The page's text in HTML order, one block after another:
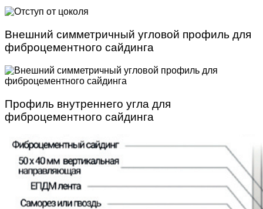
Внешний симметричный угловой профиль для
фиброцементного сайдинга
Профиль внутреннего угла для
фиброцементного сайдинга